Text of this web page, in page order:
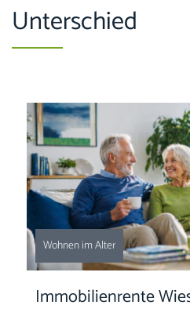
Unterschied
Wohnen im Alter
Immobilienrente